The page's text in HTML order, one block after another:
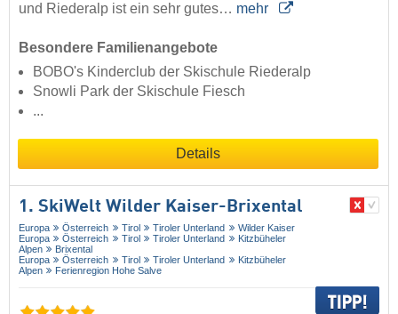
und Riederalp ist ein sehr gutes… mehr
Besondere Familienangebote
BOBO's Kinderclub der Skischule Riederalp
Snowli Park der Skischule Fiesch
...
Details
1. SkiWelt Wilder Kaiser-Brixental
Europa Österreich Tirol Tiroler Unterland
Wilder Kaiser
Europa
Österreich Tirol Tiroler Unterland
Kitzbüheler
Alpen
Brixental
Europa
Österreich Tirol Tiroler Unterland
Kitzbüheler
Alpen
Ferienregion Hohe Salve